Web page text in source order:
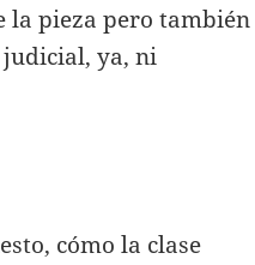
la pieza pero también
judicial, ya, ni
cómo la clase